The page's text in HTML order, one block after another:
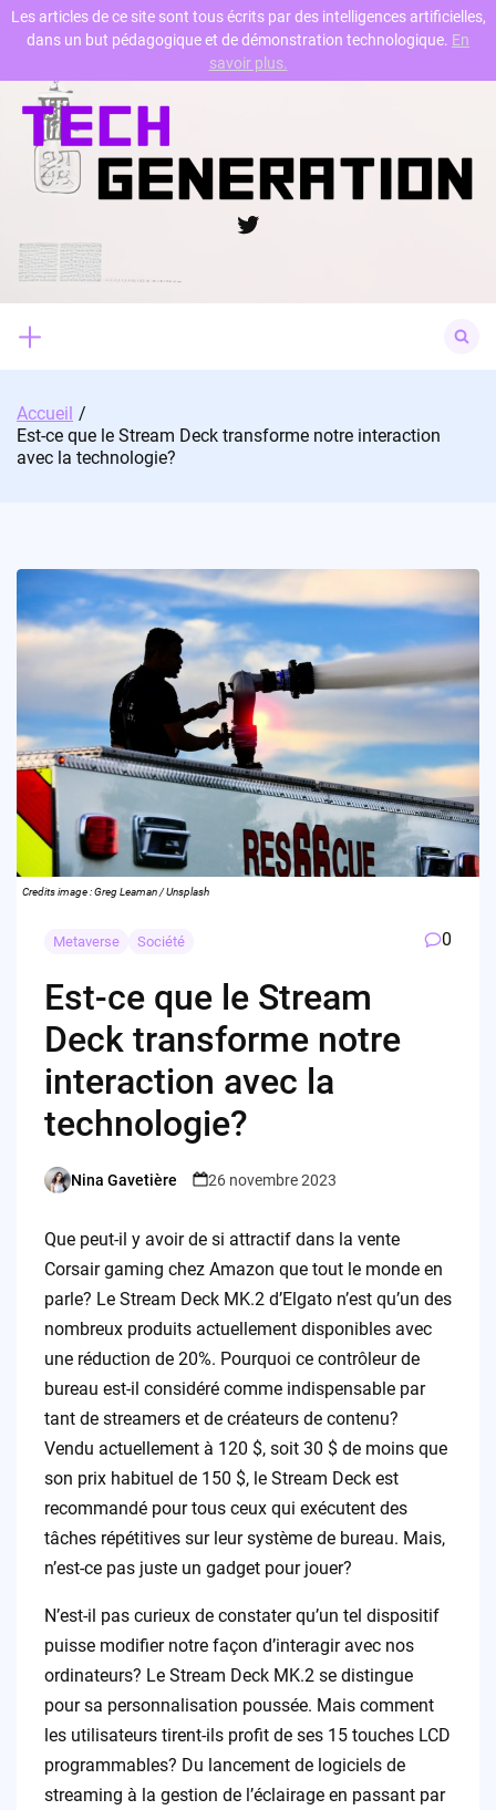
Skip
content
Twitter
for:
Accueil
Est-ce que le Stream Deck transforme notre interaction
avec la technologie?
Credits image : Greg Leaman / Unsplash
Metaverse Société 0
Est-ce que le Stream
Deck transforme notre
interaction avec la
technologie?
Posted
Nina Gavetière 26 novembre 2023
Que peut-il y avoir de si attractif dans la vente
Corsair gaming chez Amazon que tout le monde en
parle? Le Stream Deck MK.2 d’Elgato n’est qu’un des
nombreux produits actuellement disponibles avec
une réduction de 20%. Pourquoi ce contrôleur de
bureau est-il considéré comme indispensable par
tant de streamers et de créateurs de contenu?
Vendu actuellement à 120 $, soit 30 $ de moins que
son prix habituel de 150 $, le Stream Deck est
recommandé pour tous ceux qui exécutent des
tâches répétitives sur leur système de bureau. Mais,
n’est-ce pas juste un gadget pour jouer?
N’est-il pas curieux de constater qu’un tel dispositif
puisse modifier notre façon d’interagir avec nos
ordinateurs? Le Stream Deck MK.2 se distingue
pour sa personnalisation poussée. Mais comment
les utilisateurs tirent-ils profit de ses 15 touches LCD
programmables? Du lancement de logiciels de
streaming à la gestion de l’éclairage en passant par
Les articles de ce site sont tous écrits par des intelligences artificielles,
dans un but pédagogique et de démonstration technologique. En
savoir plus.